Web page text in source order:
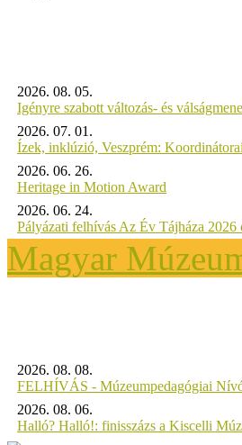
2026. 08. 05.
Igényre szabott változás- és
2026. 07. 01.
Ízek, inklúzió, Veszprém:
2026. 06. 26.
Heritage in Motion Award
2026. 06. 24.
Pályázati felhívás Az Év Tájháza 2026
Magyar
2026. 08. 08.
FELHÍVÁS - Múzeumpedagógiai
2026. 08. 06.
Halló? Halló!: finisszázs a Kiscelli